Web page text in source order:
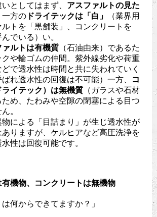
としてはまず、 アスファルトの見た
一方の ドライテックは「白」
（業界用
トを「黒舗装」、コンクリートを
でいる）い。
ァルトは有機質 （石油由来）であるた
や輪ゴムの仲間。紫外線劣化や荷重
で透水性は時間と共に失われていく
ばれ透水性の回復は不可能）一方、
コ
ライテック）は無機質 （ガラスや石材
め、たわみや空隙の閉塞による目つ
。
による「目詰まり」が生じ透水性が
りますが、ケルヒアなど高圧洗浄を
性は回復可能です。
機物、コンクリートは無機物
は何からできてますか？」